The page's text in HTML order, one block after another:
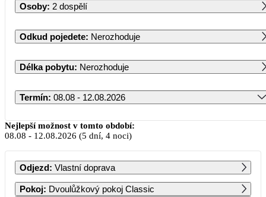
Osoby: 2 dospělí
Odkud pojedete: Nerozhoduje
Délka pobytu: Nerozhoduje
Termín: 08.08 - 12.08.2026
Srpen 2026
PO ÚT ST ČT PÁ SO NE
1 2
Nejlepší možnost v tomto období:
08.08 - 12.08.2026 (5 dní, 4 noci)
Odjezd: Vlastní doprava
Pokoj: Dvoulůžkový pokoj Classic